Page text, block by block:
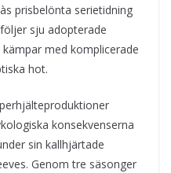
prisbelönta serietidning
sju adopterade
med komplicerade
hot.
konsekvenserna
sin kallhjärtade
Genom tre säsonger